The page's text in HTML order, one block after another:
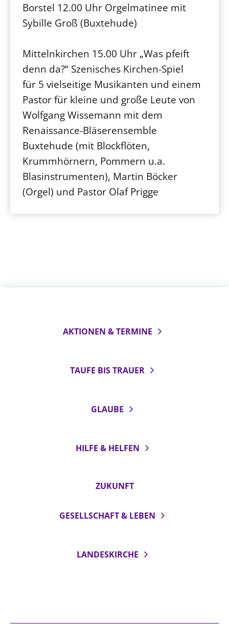
Borstel 12.00 Uhr Orgelmatinee mit
Sybille Groß (Buxtehude)
Mittelnkirchen 15.00 Uhr „Was pfeift
denn da?“ Szenisches Kirchen-Spiel
für 5 vielseitige Musikanten und einem
Pastor für kleine und große Leute von
Wolfgang Wissemann mit dem
Renaissance-Bläserensemble
Buxtehude (mit Blockflöten,
Krummhörnern, Pommern u.a.
Blasinstrumenten), Martin Böcker
(Orgel) und Pastor Olaf Prigge
AKTIONEN & TERMINE
TAUFE BIS TRAUER
GLAUBE
HILFE & HELFEN
ZUKUNFT
GESELLSCHAFT & LEBEN
LANDESKIRCHE